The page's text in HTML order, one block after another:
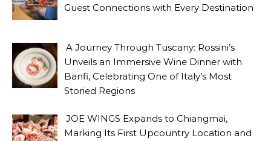
Guest Connections with Every Destination
A Journey Through Tuscany: Rossini’s
Unveils an Immersive Wine Dinner with
Banfi, Celebrating One of Italy’s Most
Storied Regions
JOE WINGS Expands to Chiangmai,
Marking Its First Upcountry Location and